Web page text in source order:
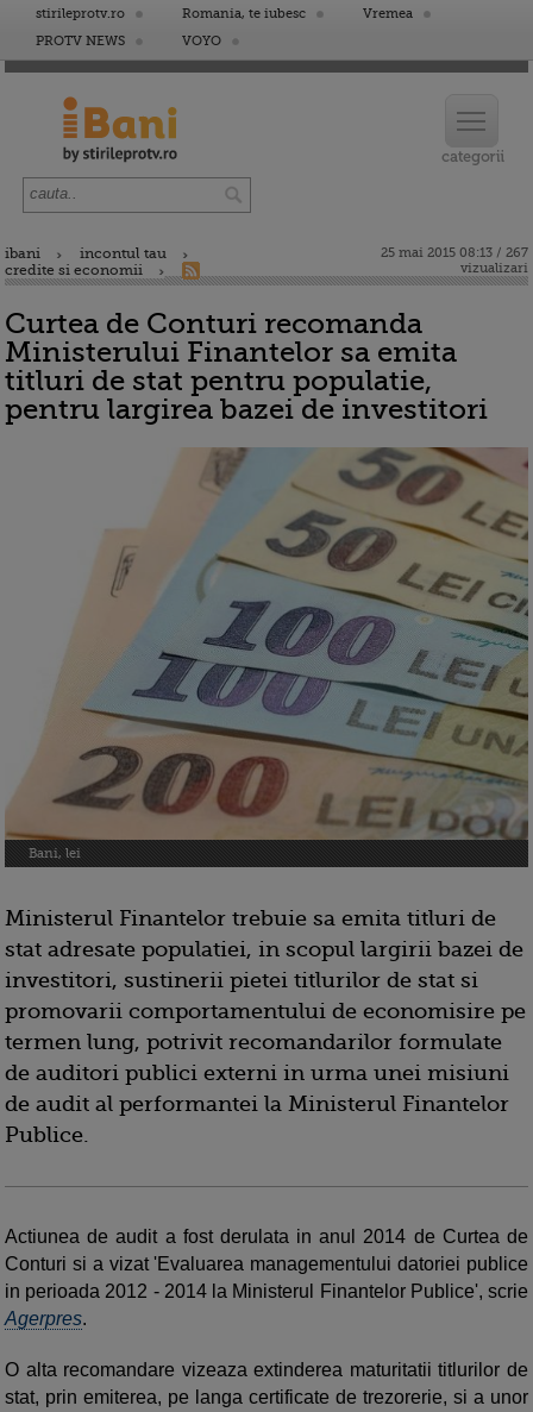
stirileprotv.ro Romania, te iubesc
Vremea
PROTV NEWS
VOYO
ibani
incontul tau
credite si economii
25 mai 2015 08:13 / 267
vizualizari
Curtea de Conturi recomanda
Ministerului Finantelor sa emita
titluri de stat pentru populatie,
pentru largirea bazei de investitori
Bani, lei
Ministerul Finantelor trebuie sa emita titluri de
stat adresate populatiei, in scopul largirii bazei de
investitori, sustinerii pietei titlurilor de stat si
promovarii comportamentului de economisire pe
termen lung, potrivit recomandarilor formulate
de auditori publici externi in urma unei misiuni
de audit al performantei la Ministerul Finantelor
Publice.
Actiunea de audit a fost derulata in anul 2014 de Curtea de
Conturi si a vizat 'Evaluarea managementului datoriei publice
in perioada 2012 - 2014 la Ministerul Finantelor Publice', scrie
Agerpres.
O alta recomandare vizeaza extinderea maturitatii titlurilor de
stat, prin emiterea, pe langa certificate de trezorerie, si a unor